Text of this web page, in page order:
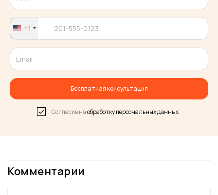
United
States
+1
Бесплатная консультация
Согласие наобработку персональных данных
Комментарии